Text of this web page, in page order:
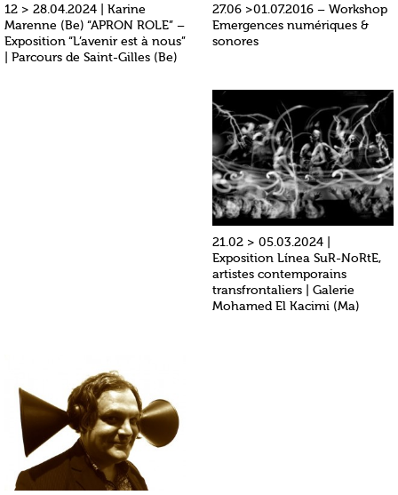
12 > 28.04.2024 | Karine
Marenne (Be) “APRON ROLE” –
Exposition “L’avenir est à nous”
| Parcours de Saint-Gilles (Be)
27.06 >01.07.2016 – Workshop
Emergences numériques &
sonores
21.02 > 05.03.2024 |
Exposition Línea SuR-NoRtE,
artistes contemporains
transfrontaliers | Galerie
Mohamed El Kacimi (Ma)